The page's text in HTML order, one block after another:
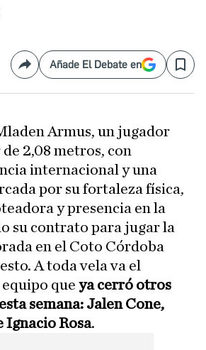
CompartirAñade El Debate en Save
Armus, un jugador
2,08 metros, con
internacional y una
por su fortaleza física,
y presencia en la
su contrato para jugar la
en el Coto Córdoba
A toda vela va el
que ya cerró otros
semana: Jalen Cone,
Rosa.